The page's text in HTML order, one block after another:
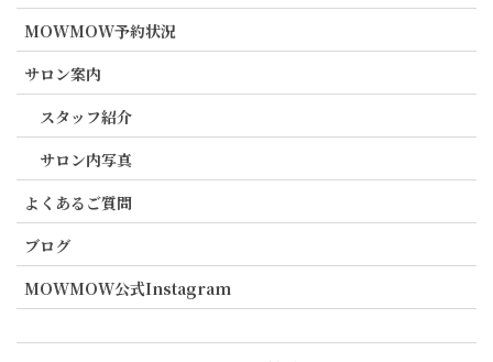
MOWMOW予約状況
サロン案内
スタッフ紹介
サロン内写真
よくあるご質問
ブログ
MOWMOW公式Instagram